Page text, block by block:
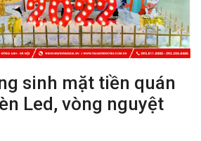
sinh mặt tiền quán
Led, vòng nguyệt